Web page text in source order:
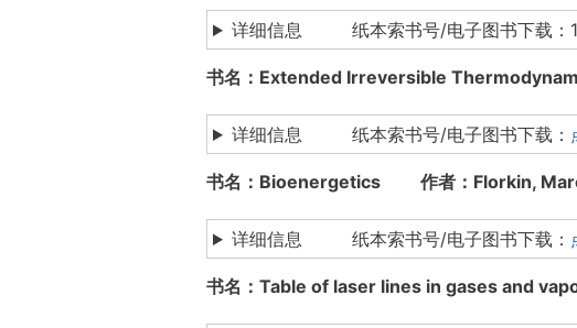
详细信息 纸本索书号/电子图书下载：
书名：Extended Irreversible
详细信息 纸本索书号/电子图书下载：
书名：Bioenergetics 作者：Florkin,
详细信息 纸本索书号/电子图书下载：
书名：Table of laser lines in gases